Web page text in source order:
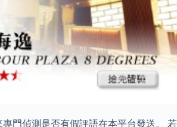
門偵測是否有假評語在本平台發送。